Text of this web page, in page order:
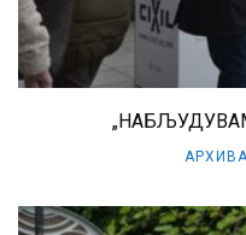
АРХИВА